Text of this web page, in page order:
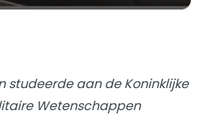
studeerde aan de Koninklijke
Wetenschappen